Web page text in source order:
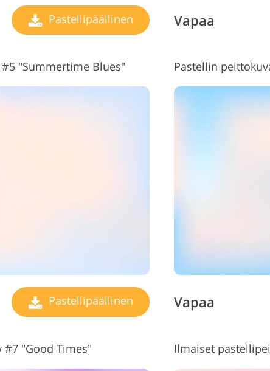
Pastellipäällinen Vapaa
"Summertime Blues"
Pastellipäällinen
Pastellin
Vapaa
#7 "Good Times" Ilmaiset